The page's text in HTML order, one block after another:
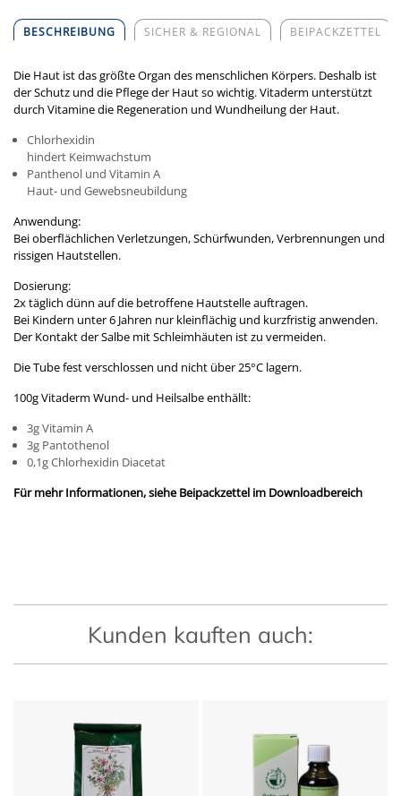
BESCHREIBUNG SICHER & REGIONAL BEIPACKZETTEL
Die Haut ist das größte Organ des menschlichen Körpers. Deshalb ist
der Schutz und die Pflege der Haut so wichtig. Vitaderm unterstützt
durch Vitamine die Regeneration und Wundheilung der Haut.
Chlorhexidin
hindert Keimwachstum
Panthenol und Vitamin A
Haut- und Gewebsneubildung
Anwendung:
Bei oberflächlichen Verletzungen, Schürfwunden, Verbrennungen und
rissigen Hautstellen.
Dosierung:
2x täglich dünn auf die betroffene Hautstelle auftragen.
Bei Kindern unter 6 Jahren nur kleinflächig und kurzfristig anwenden.
Der Kontakt der Salbe mit Schleimhäuten ist zu vermeiden.
Die Tube fest verschlossen und nicht über 25°C lagern.
100g Vitaderm Wund- und Heilsalbe enthällt:
3g Vitamin A
3g Pantothenol
0,1g Chlorhexidin Diacetat
Für mehr Informationen, siehe Beipackzettel im Downloadbereich
Kunden kauften auch: